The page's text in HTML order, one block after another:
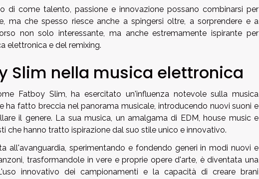
di come talento, passione e innovazione possano combinarsi per
ma che spesso riesce anche a spingersi oltre, a sorprendere e a
non solo interessante, ma anche estremamente ispirante per
elettronica e del remixing.
Slim nella musica elettronica
Fatboy Slim, ha esercitato un'influenza notevole sulla musica
ha fatto breccia nel panorama musicale, introducendo nuovi suoni e
il genere. La sua musica, un amalgama di EDM, house music e
che hanno tratto ispirazione dal suo stile unico e innovativo.
all'avanguardia, sperimentando e fondendo generi in modi nuovi e
trasformandole in vere e proprie opere d'arte, è diventata una
innovativo dei campionamenti e la capacità di creare brani